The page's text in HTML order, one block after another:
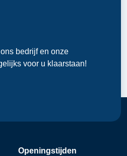
bedrijf en onze
voor u klaarstaan!
Openingstijden